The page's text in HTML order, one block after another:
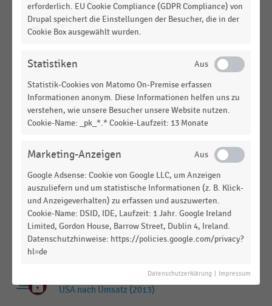
INTERNATIONALER HANDEL |STATISTIK
Top 20 der weltweit führenden Food-Service-
Unternehmen nach Umsatz (2012)
INTERNATIONALER HANDEL
Umsatzstärkste Food-Service-Unternehmen nach
Zahl der Betriebe (2010)
INTERNATIONALER HANDEL|STATISTIK
Top 20 der weltweit führenden Food-Service-
GASTRONOMIE & CATERING
Ranking der größten Gastronomiesysteme in den
USA nach Umsatz (2014-2019)
GASTRONOMIE & CATERING | STATISTIK
Top 10 der größten Gastronomiesysteme in den
USA nach Umsatz (2010)
Top 10 der größten Gastronomiesysteme in den
USA nach Umsatz (2013)
erforderlich. EU Cookie Compliance (GDPR Compliance) von
Drupal speichert die Einstellungen der Besucher, die in der
Cookie Box ausgewählt wurden.
Statistiken
Statistik-Cookies von Matomo On-Premise erfassen
Informationen anonym. Diese Informationen helfen uns zu
verstehen, wie unsere Besucher unsere Website nutzen.
Cookie-Name: _pk_*.* Cookie-Laufzeit: 13 Monate
Marketing-Anzeigen
Google Adsense: Cookie von Google LLC, um Anzeigen
auszuliefern und um statistische Informationen (z. B. Klick-
und Anzeigeverhalten) zu erfassen und auszuwerten.
Cookie-Name: DSID, IDE, Laufzeit: 1 Jahr. Google Ireland
Limited, Gordon House, Barrow Street, Dublin 4, Ireland.
Datenschutzhinweise: https://policies.google.com/privacy?
hl=de
Datenschutzerklärung Impressum